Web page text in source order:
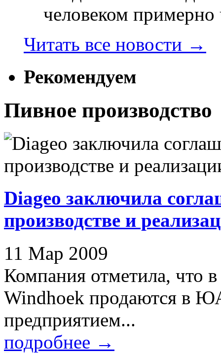
человеком примерно
Читать все новости →
Рекомендуем
Пивное производство
Diageo заключила
производстве и
11 Мар 2009
Компания отметила, что
Windhoek продаются в
предприятием...
подробнее →